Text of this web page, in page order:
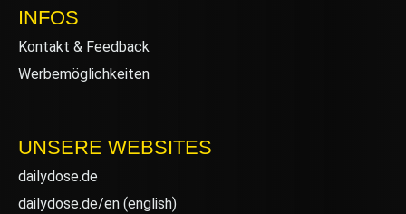
INFOS
Kontakt & Feedback
Werbemöglichkeiten
UNSERE WEBSITES
dailydose.de
dailydose.de/en (english)